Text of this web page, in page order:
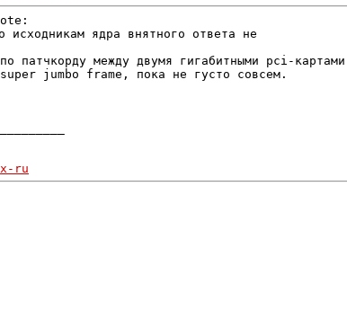
ядра внятного ответа не
патчкорду между двумя гигабитными pci-картами
jumbo frame, пока не густо совсем.
ru